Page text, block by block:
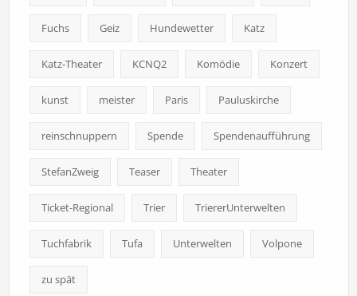
Fuchs Geiz Hundewetter Katz
Katz-Theater KCNQ2 Komödie Konzert
kunst meister Paris Pauluskirche
reinschnuppern Spende Spendenaufführung
StefanZweig Teaser Theater
Ticket-Regional Trier TriererUnterwelten
Tuchfabrik Tufa Unterwelten Volpone
zu spät